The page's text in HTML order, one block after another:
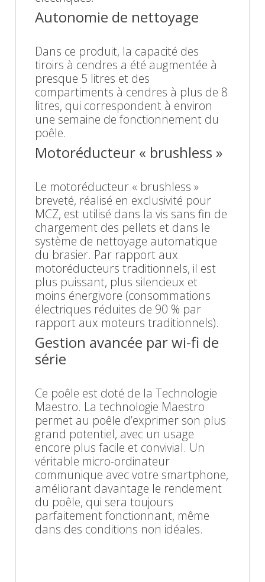
Autonomie de nettoyage
Dans ce produit, la capacité des
tiroirs à cendres a été augmentée à
presque 5 litres et des
compartiments à cendres à plus de 8
litres, qui correspondent à environ
une semaine de fonctionnement du
poêle.
Motoréducteur « brushless »
Le motoréducteur « brushless »
breveté, réalisé en exclusivité pour
MCZ, est utilisé dans la vis sans fin de
chargement des pellets et dans le
système de nettoyage automatique
du brasier. Par rapport aux
motoréducteurs traditionnels, il est
plus puissant, plus silencieux et
moins énergivore (consommations
électriques réduites de 90 % par
rapport aux moteurs traditionnels).
Gestion avancée par wi-fi de
série
Ce poêle est doté de la Technologie
Maestro. La technologie Maestro
permet au poêle d’exprimer son plus
grand potentiel, avec un usage
encore plus facile et convivial. Un
véritable micro-ordinateur
communique avec votre smartphone,
améliorant davantage le rendement
du poêle, qui sera toujours
parfaitement fonctionnant, même
dans des conditions non idéales.